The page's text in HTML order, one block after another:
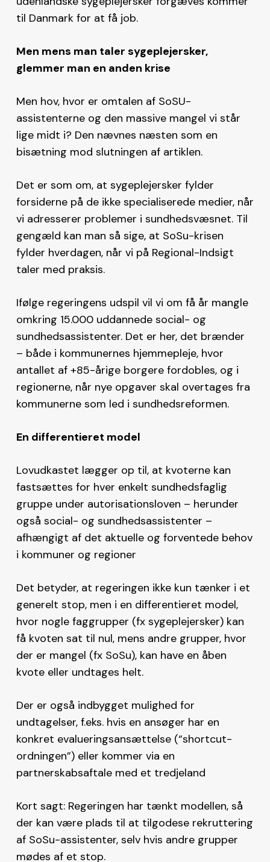
til Danmark for at få job.
Men mens man taler sygeplejersker,
glemmer man en anden krise
Men hov, hvor er omtalen af SoSU-
assistenterne og den massive mangel vi står
lige midt i? Den nævnes næsten som en
bisætning mod slutningen af artiklen.
Det er som om, at sygeplejersker fylder
forsiderne på de ikke specialiserede medier, når
vi adresserer problemer i sundhedsvæsnet. Til
gengæld kan man så sige, at SoSu-krisen
fylder hverdagen, når vi på Regional-Indsigt
taler med praksis.
Ifølge regeringens udspil vil vi om få år mangle
omkring 15.000 uddannede social- og
sundhedsassistenter. Det er her, det brænder
– både i kommunernes hjemmepleje, hvor
antallet af +85-årige borgere fordobles, og i
regionerne, når nye opgaver skal overtages fra
kommunerne som led i sundhedsreformen.
En differentieret model
Lovudkastet lægger op til, at kvoterne kan
fastsættes for hver enkelt sundhedsfaglig
gruppe under autorisationsloven – herunder
også social- og sundhedsassistenter –
afhængigt af det aktuelle og forventede behov
i kommuner og regioner
Det betyder, at regeringen ikke kun tænker i et
generelt stop, men i en differentieret model,
hvor nogle faggrupper (fx sygeplejersker) kan
få kvoten sat til nul, mens andre grupper, hvor
der er mangel (fx SoSu), kan have en åben
kvote eller undtages helt.
Der er også indbygget mulighed for
undtagelser, f.eks. hvis en ansøger har en
konkret evalueringsansættelse (“shortcut-
ordningen”) eller kommer via en
partnerskabsaftale med et tredjeland
Kort sagt: Regeringen har tænkt modellen, så
der kan være plads til at tilgodese rekruttering
af SoSu-assistenter, selv hvis andre grupper
mødes af et stop.